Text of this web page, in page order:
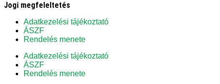
Jogi megfeleltetés
Adatkezelési tájékoztató
ÁSZF
Rendelés menete
Adatkezelési tájékoztató
ÁSZF
Rendelés menete